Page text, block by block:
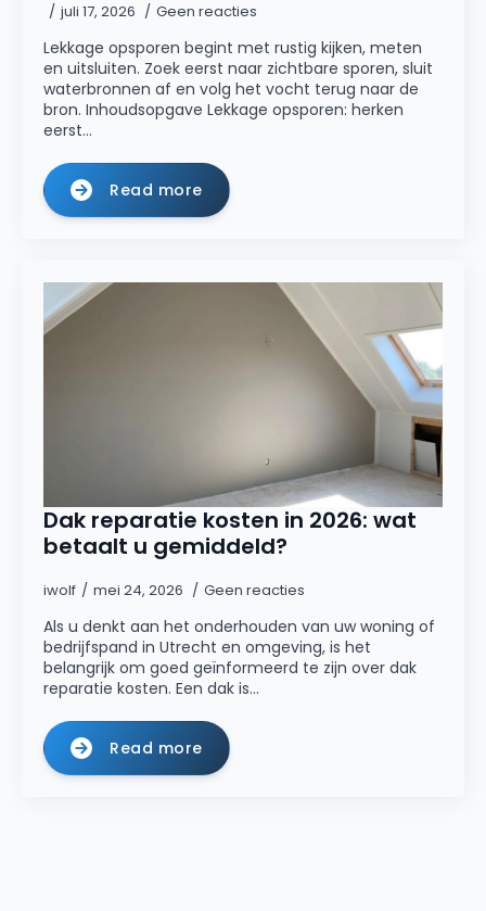
juli 17, 2026 Geen reacties
Lekkage opsporen begint met rustig kijken, meten
en uitsluiten. Zoek eerst naar zichtbare sporen, sluit
waterbronnen af en volg het vocht terug naar de
bron. Inhoudsopgave Lekkage opsporen: herken
eerst…
Read more
Dak reparatie kosten in 2026: wat
betaalt u gemiddeld?
iwolf mei 24, 2026 Geen reacties
Als u denkt aan het onderhouden van uw woning of
bedrijfspand in Utrecht en omgeving, is het
belangrijk om goed geïnformeerd te zijn over dak
reparatie kosten. Een dak is…
Read more